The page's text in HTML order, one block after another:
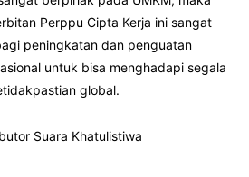
Perppu Cipta Kerja ini sangat
peningkatan dan penguatan
untuk bisa menghadapi segala
global.
Suara Khatulistiwa